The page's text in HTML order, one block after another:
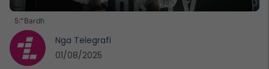
5:"Bardh
Nga Telegrafi
01/08/2025